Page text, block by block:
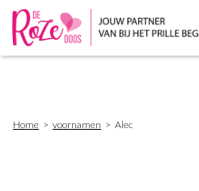
Home voornamen Alec